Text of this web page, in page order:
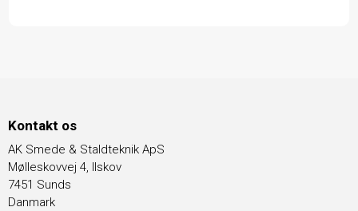
Kontakt os
AK Smede & Staldteknik ApS
Mølleskovvej 4, Ilskov
7451 Sunds
Danmark